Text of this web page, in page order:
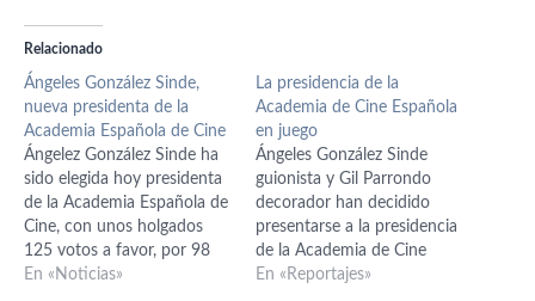
Relacionado
Ángeles González Sinde,
nueva presidenta de la
Academia Española de Cine
Ángelez González Sinde ha
sido elegida hoy presidenta
de la Academia Española de
Cine, con unos holgados
125 votos a favor, por 98
en contra, 9 abstenciones y
En «Noticias»
La presidencia de la
Academia de Cine Española
en juego
Ángeles González Sinde
guionista y Gil Parrondo
decorador han decidido
presentarse a la presidencia
de la Academia de Cine
Española El ganador se
En «Reportajes»